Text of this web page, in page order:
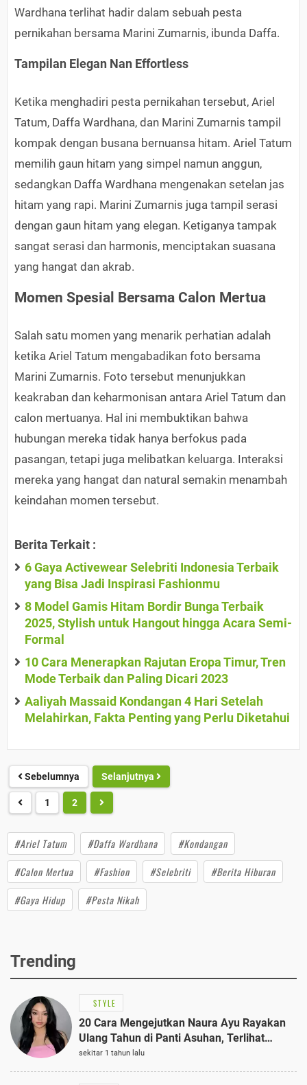
Wardhana terlihat hadir dalam sebuah pesta
pernikahan bersama Marini Zumarnis, ibunda Daffa.
Tampilan Elegan Nan Effortless
Ketika menghadiri pesta pernikahan tersebut, Ariel
Tatum, Daffa Wardhana, dan Marini Zumarnis tampil
kompak dengan busana bernuansa hitam. Ariel Tatum
memilih gaun hitam yang simpel namun anggun,
sedangkan Daffa Wardhana mengenakan setelan jas
hitam yang rapi. Marini Zumarnis juga tampil serasi
dengan gaun hitam yang elegan. Ketiganya tampak
sangat serasi dan harmonis, menciptakan suasana
yang hangat dan akrab.
Momen Spesial Bersama Calon Mertua
Salah satu momen yang menarik perhatian adalah
ketika Ariel Tatum mengabadikan foto bersama
Marini Zumarnis. Foto tersebut menunjukkan
keakraban dan keharmonisan antara Ariel Tatum dan
calon mertuanya. Hal ini membuktikan bahwa
hubungan mereka tidak hanya berfokus pada
pasangan, tetapi juga melibatkan keluarga. Interaksi
mereka yang hangat dan natural semakin menambah
keindahan momen tersebut.
Berita Terkait :
6 Gaya Activewear Selebriti Indonesia Terbaik
yang Bisa Jadi Inspirasi Fashionmu
8 Model Gamis Hitam Bordir Bunga Terbaik
2025, Stylish untuk Hangout hingga Acara Semi-
Formal
10 Cara Menerapkan Rajutan Eropa Timur, Tren
Mode Terbaik dan Paling Dicari 2023
Aaliyah Massaid Kondangan 4 Hari Setelah
Melahirkan, Fakta Penting yang Perlu Diketahui
Sebelumnya Selanjutnya
1 2
#Ariel Tatum #Daffa Wardhana
#Kondangan
#Calon Mertua
#Fashion #Selebriti
#Berita Hiburan
#Gaya Hidup
#Pesta Nikah
Trending
STYLE
20 Cara Mengejutkan Naura Ayu Rayakan
Ulang Tahun di Panti Asuhan, Terlihat
Anggun dengan Kaftan Cokelat
sekitar 1 tahun lalu